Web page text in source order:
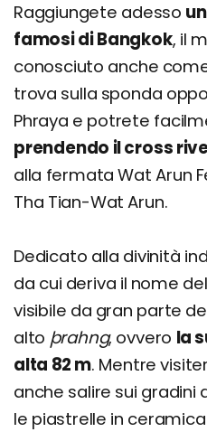
Raggiungete adesso
famosi di Bangkok, il
conosciuto anche
trova sulla sponda
Phraya e potrete
prendendo il cross
alla fermata Wat Arun
Tha Tian-Wat Arun.
Dedicato alla divinità
da cui deriva il nome
visibile da gran parte
alto þrahng, ovvero la
alta 82 m. Mentre
anche salire sui
le piastrelle in